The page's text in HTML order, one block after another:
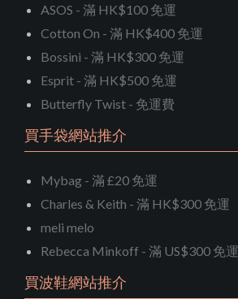
ASOS - 滿 HK$100 免運
Cotton On - 滿 HK$400 免運
Bossini - 滿 HK$300 免運
Esprit - 滿 HK$500 免運
Butterfly Twist - 免運費
買手袋網站推介
Mybag - 滿 £20 免運
Charles & Keith - 滿 HK$300 免運
meli melo
Rebecca Minkoff - 滿 US$300 免運
買波鞋網站推介